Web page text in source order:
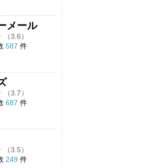
メール
（3.6）
587 件
（3.7）
687 件
（3.5）
249 件